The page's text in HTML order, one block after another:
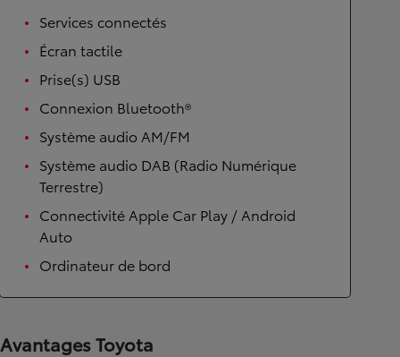
Services connectés
Écran tactile
Prise(s) USB
Connexion Bluetooth®
Système audio AM/FM
Système audio DAB (Radio Numérique
Terrestre)
Connectivité Apple Car Play / Android
Auto
Ordinateur de bord
Avantages Toyota